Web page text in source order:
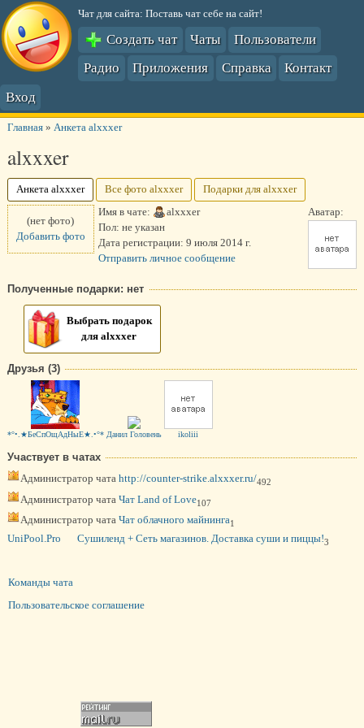
Чат для сайта: Поставь чат себе на сайт!
Создать чат Чаты
Пользователи
Радио
Приложения Справка
Контакт
Вход
Главная» Анкета alxxxer
alxxxer
Анкета alxxxer Все фото alxxxer
Подарки для alxxxer
Аватар:
(нет фото)
Добавить фото
Имя в чате:
alxxxer
Пол: не указан
Дата регистрации: 9 июля 2014 г.
Отправить личное сообщение
Полученные подарки: нет
Выбрать подарок
для alxxxer
Друзья (3)
*°•.★БеСпОщАдНыЕ★.•°* Данил Головень ikoliii
Участвует в чатах
Администратор чата http://counter-strike.alxxxer.ru/492
Администратор чата Чат Land of Love107
Администратор чата Чат облачного майнинга1
UniPool.Pro Сушиленд + Сеть магазинов. Доставка суши и пиццы!3
Команды чата
Пользовательское соглашение